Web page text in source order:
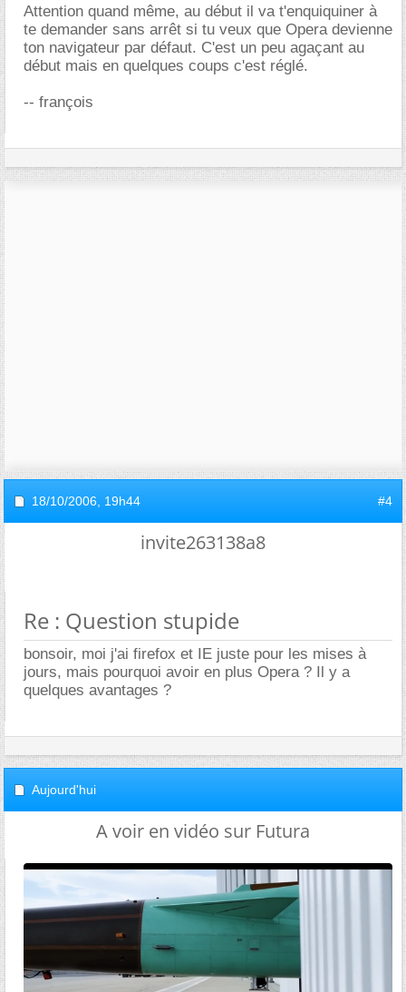
Attention quand même, au début il va t'enquiquiner à
te demander sans arrêt si tu veux que Opera devienne
ton navigateur par défaut. C'est un peu agaçant au
début mais en quelques coups c'est réglé.
-- françois
18/10/2006, 19h44 #4
invite263138a8
Re : Question stupide
bonsoir, moi j'ai firefox et IE juste pour les mises à
jours, mais pourquoi avoir en plus Opera ? Il y a
quelques avantages ?
Aujourd'hui
A voir en vidéo sur Futura